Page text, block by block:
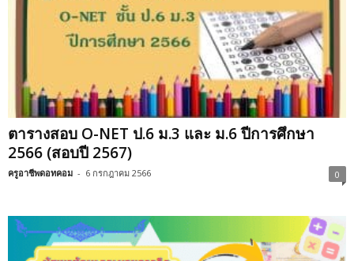
ตารางสอบ O-NET ป.6 ม.3 และ ม.6 ปีการศึกษา
2566 (สอบปี 2567)
ครูอาชีพดอทคอม - 6 กรกฎาคม 2566 0